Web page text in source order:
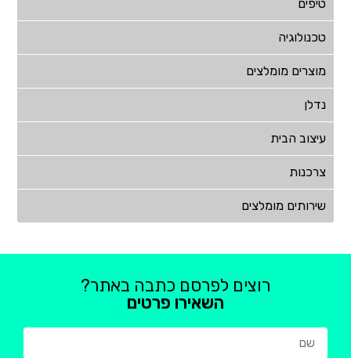
טיפים
טכנולוגיה
מוצרים מומלצים
נדלן
עיצוב הבית
צרכנות
שירותים מומלצים
רוצים לפרסם כתבה באתר?
השאירו פרטים